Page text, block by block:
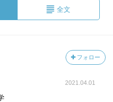
全文
フォロー
2021.04.01